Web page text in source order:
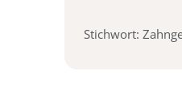
Stichwort: